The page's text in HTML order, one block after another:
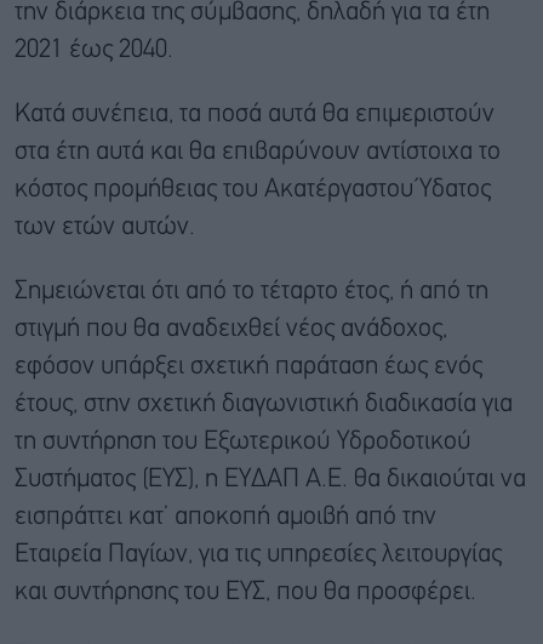
την διάρκεια της σύμβασης, δηλαδή για τα έτη
2021 έως 2040.
Κατά συνέπεια, τα ποσά αυτά θα επιμεριστούν
στα έτη αυτά και θα επιβαρύνουν αντίστοιχα το
κόστος προμήθειας του Ακατέργαστου Ύδατος
των ετών αυτών.
Σημειώνεται ότι από το τέταρτο έτος, ή από τη
στιγμή που θα αναδειχθεί νέος ανάδοχος,
εφόσον υπάρξει σχετική παράταση έως ενός
έτους, στην σχετική διαγωνιστική διαδικασία για
τη συντήρηση του Εξωτερικού Υδροδοτικού
Συστήματος (ΕΥΣ), η ΕΥΔΑΠ Α.Ε. θα δικαιούται να
εισπράττει κατ’ αποκοπή αμοιβή από την
Εταιρεία Παγίων, για τις υπηρεσίες λειτουργίας
και συντήρησης του ΕΥΣ, που θα προσφέρει.